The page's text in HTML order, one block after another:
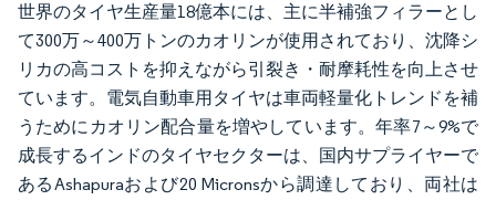
世界のタイヤ生産量18億本には、主に半補強フィラーとし
て300万～400万トンのカオリンが使用されており、沈降シ
リカの高コストを抑えながら引裂き・耐摩耗性を向上させ
ています。電気自動車用タイヤは車両軽量化トレンドを補
うためにカオリン配合量を増やしています。年率7～9%で
成長するインドのタイヤセクターは、国内サプライヤーで
あるAshapuraおよび20 Micronsから調達しており、両社は